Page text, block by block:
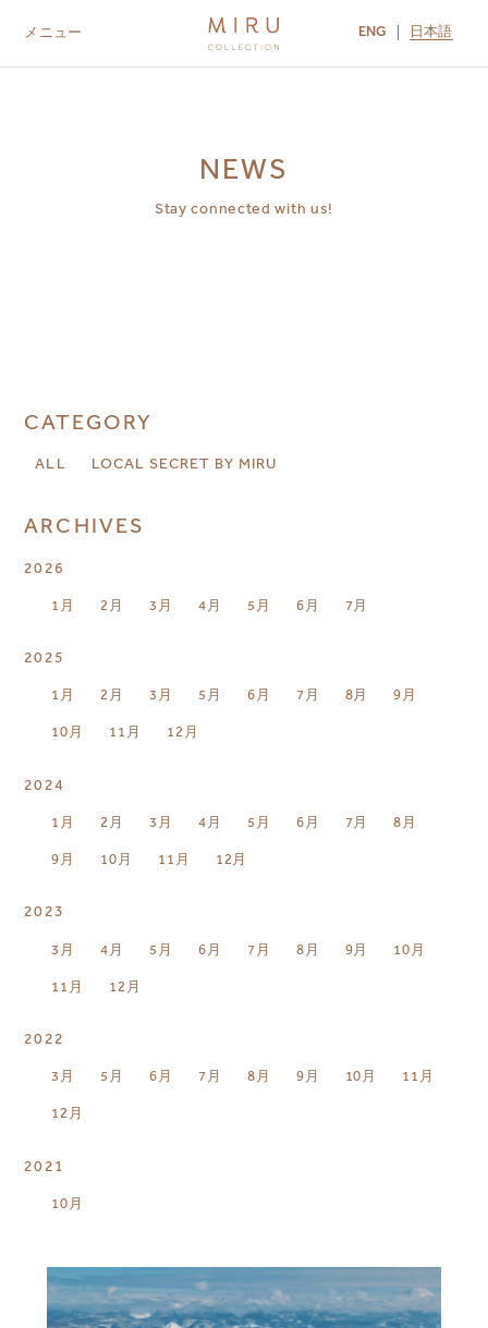
メニュー ENG 日本語
NEWS
Stay connected with us!
CATEGORY
ALL LOCAL SECRET BY MIRU
ARCHIVES
2026
1月 2月 3月 4月 5月 6月 7月
2025
1月 2月 3月 5月 6月 7月 8月 9月
10月 11月 12月
2024
1月 2月 3月 4月 5月 6月 7月 8月
9月 10月 11月 12月
2023
3月 4月 5月 6月 7月 8月 9月 10月
11月 12月
2022
3月 5月 6月 7月 8月 9月 10月 11月
12月
2021
10月